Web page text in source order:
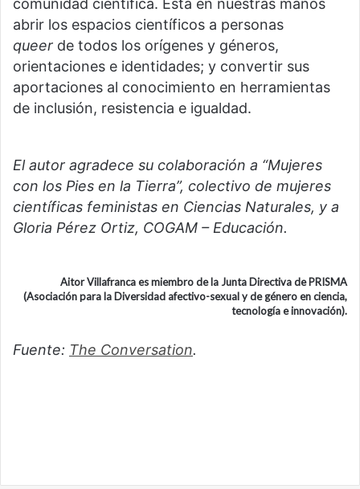
comunidad científica. Está en nuestras manos
abrir los espacios científicos a personas
queer de todos los orígenes y géneros,
orientaciones e identidades; y convertir sus
aportaciones al conocimiento en herramientas
de inclusión, resistencia e igualdad.
El autor agradece su colaboración a “Mujeres
con los Pies en la Tierra”, colectivo de mujeres
científicas feministas en Ciencias Naturales, y a
Gloria Pérez Ortiz, COGAM – Educación.
Aitor Villafranca es miembro de la Junta Directiva de PRISMA
(Asociación para la Diversidad afectivo-sexual y de género en ciencia,
tecnología e innovación).
Fuente: The Conversation.